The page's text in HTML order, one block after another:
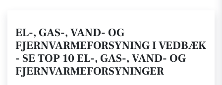
EL-, GAS-, VAND- OG
FJERNVARMEFORSYNING I VEDBÆK
- SE TOP 10 EL-, GAS-, VAND- OG
FJERNVARMEFORSYNINGER